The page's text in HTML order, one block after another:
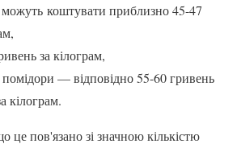
коштувати приблизно 45-47
за кілограм,
помідори — відповідно 55-60 гривень
кілограм.
це пов'язано зі значною кількістю